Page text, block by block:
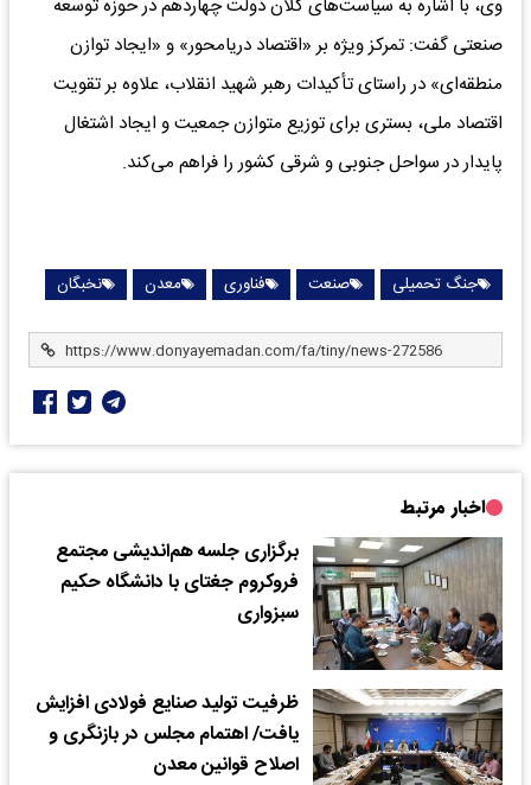
وی، با اشاره به سیاست‌های کلان دولت چهاردهم در حوزه توسعه
صنعتی گفت: تمرکز ویژه بر «اقتصاد دریامحور» و «ایجاد توازن
منطقه‌ای» در راستای تأکیدات رهبر شهید انقلاب، علاوه بر تقویت
اقتصاد ملی، بستری برای توزیع متوازن جمعیت و ایجاد اشتغال
پایدار در سواحل جنوبی و شرقی کشور را فراهم می‌کند.
جنگ تحمیلی صنعت فناوری معدن نخبگان
اخبار مرتبط
برگزاری جلسه هم‌اندیشی مجتمع
فروکروم جغتای با دانشگاه حکیم
سبزواری
ظرفیت تولید صنایع فولادی افزایش
یافت/ اهتمام مجلس در بازنگری و
اصلاح قوانین معدن